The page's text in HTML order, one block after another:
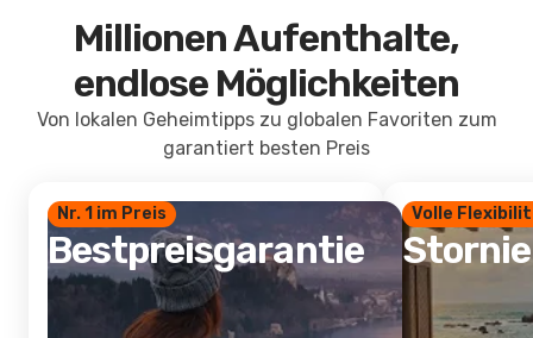
Millionen Aufenthalte,
endlose Möglichkeiten
Von lokalen Geheimtipps zu globalen Favoriten zum
garantiert besten Preis
Nr. 1 im Preis
Bestpreisgarantie
Volle